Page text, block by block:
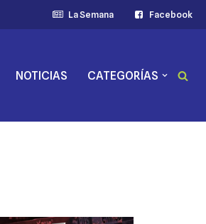
La Semana Facebook
NOTICIAS CATEGORÍAS